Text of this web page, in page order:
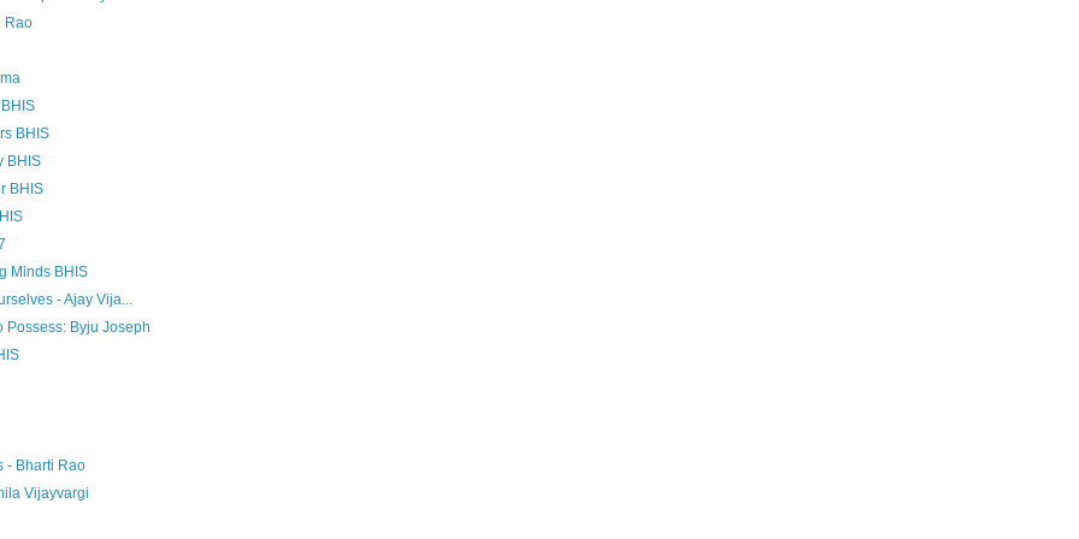
Rao
BHIS
BHIS
BHIS
Minds BHIS
- Ajay Vija...
Possess: Byju Joseph
- Bharti Rao
Vijayvargi